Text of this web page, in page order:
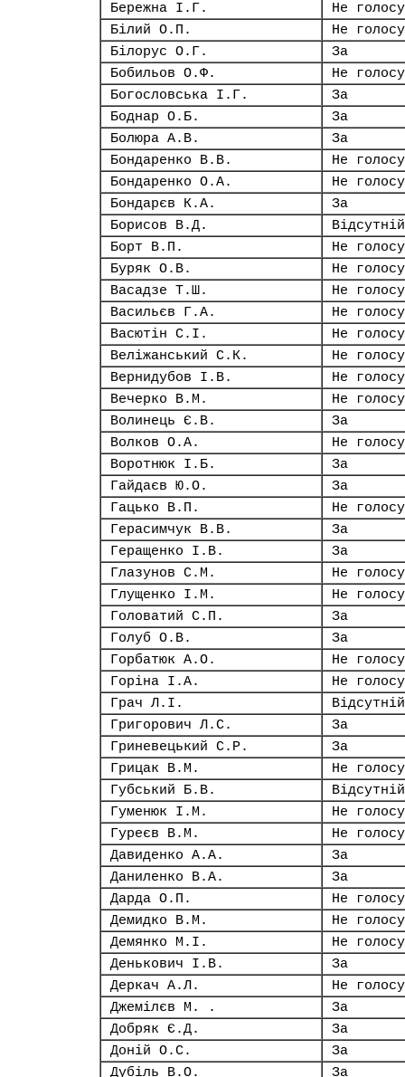
Бережна І.Г.
Не
Білий О.П.
Не
Білорус О.Г.
За
Бобильов О.Ф.
Не
Богословська І.Г.
За
Боднар О.Б.
За
Болюра А.В.
За
Бондаренко В.В.
Не
Бондаренко О.А.
Не
Бондарєв К.А.
За
Борисов В.Д.
Відсутній
Борт В.П.
Не
Буряк О.В.
Не
Васадзе Т.Ш.
Не
Васильєв Г.А.
Не
Васютін С.І.
Не
Веліжанський С.К.
Не
Вернидубов І.В.
Не
Вечерко В.М.
Не
Волинець Є.В.
За
Волков О.А.
Не
Воротнюк І.Б.
За
Гайдаєв Ю.О.
За
Гацько В.П.
Не
Герасимчук В.В.
За
Геращенко І.В.
За
Глазунов С.М.
Не
Глущенко І.М.
Не
Головатий С.П.
За
Голуб О.В.
За
Горбатюк А.О.
Не
Горіна І.А.
Не
Грач Л.І.
Відсутній
Григорович Л.С.
За
Гриневецький С.Р.
За
Грицак В.М.
Не
Губський Б.В.
Відсутній
Гуменюк І.М.
Не
Гуреєв В.М.
Не
Давиденко А.А.
За
Даниленко В.А.
За
Дарда О.П.
Не
Демидко В.М.
Не
Демянко М.І.
Не
Денькович І.В.
За
Деркач А.Л.
Не
Джемілєв М. .
За
Добряк Є.Д.
За
Доній О.С.
За
Дубіль В.О.
За